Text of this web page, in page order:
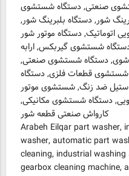
صنعتی, دستگاه شستشوی
شور, دستگاه بلبرینگ شور,
اتوماتیک, دستگاه موتور شور
شستشوی گیربکس, ارابه
شوی, دستگاه شستشوی صنعتی,
قطعات فلزی, دستگاه
ضد زنگ, شستشوی موتور
دستگاه شستشوی مکانیکی,
کارواش صنعتی قطعه شور
Arabeh Eilqar part washer,
washer, automatic part
cleaning, industrial
gearbox cleaning machine,